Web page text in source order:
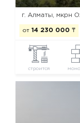
г. Алматы, мкрн
от 14 230 000 ₸
строится